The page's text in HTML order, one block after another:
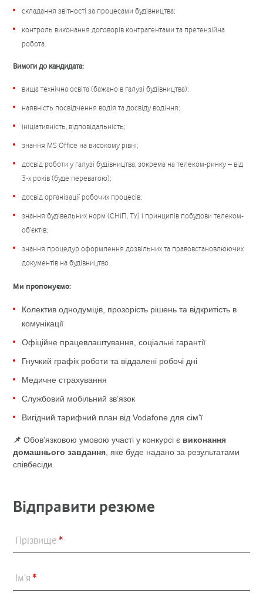
складання звітності за процесами будівництва;
контроль виконання договорів контрагентами та претензійна
робота.
Вимоги до кандидата:
вища технічна освіта (бажано в галузі будівництва);
наявність посвідчення водія та досвіду водіння;
ініціативність, відповідальність;
знання MS Office на високому рівні;
досвід роботи у галузі будівництва, зокрема на телеком-ринку – від
3-х років (буде перевагою);
досвід організації робочих процесів;
знання будівельних норм (СНіП, ТУ) і принципів побудови телеком-
об’єктів;
знання процедур оформлення дозвільних та правовстановлюючих
документів на будівництво.
Ми пропонуємо:
Колектив однодумців, прозорість рішень та відкритість в
комунікації
Офіційне працевлаштування, соціальні гарантії
Гнучкий графік роботи та віддалені робочі дні
Медичне страхування
Службовий мобільний зв’язок
Вигідний тарифний план від Vodafone для сім'ї
📌 Обов’язковою умовою участі у конкурсі є виконання
домашнього завдання , яке буде надано за результатами
співбесіди.
Відправити резюме
Прізвище *
Ім’я *